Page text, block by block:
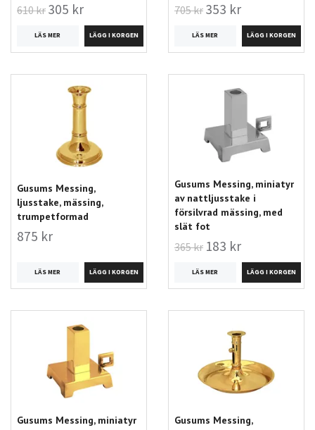
610 kr 305 kr
LÄS MER
705 kr 353 kr
LÄS MER
Gusums Messing,
ljusstake, mässing,
trumpetformad
875 kr
LÄS MER
Gusums Messing, miniatyr
av nattljusstake i
försilvrad mässing, med
slät fot
365 kr 183 kr
LÄS MER
Gusums Messing, miniatyr
Gusums Messing,